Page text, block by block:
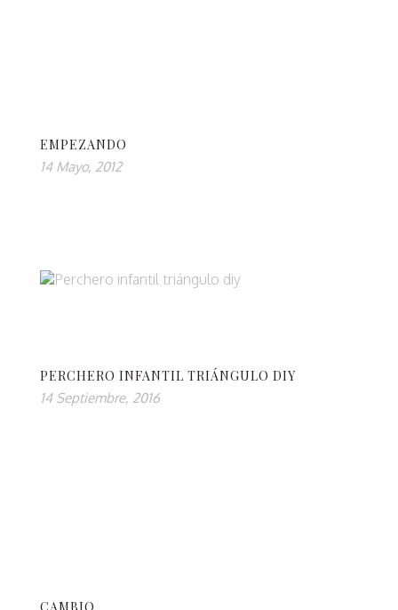
EMPEZANDO
14 Mayo, 2012
PERCHERO INFANTIL TRIÁNGULO DIY
14 Septiembre, 2016